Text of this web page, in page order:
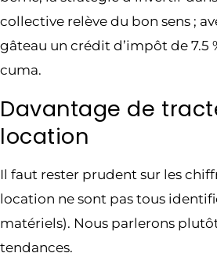
collective relève du bon sens ;
gâteau un crédit d’impôt de 7.5
cuma.
Davantage de
location
Il faut rester prudent sur les
location ne sont pas tous
matériels). Nous parlerons
tendances.